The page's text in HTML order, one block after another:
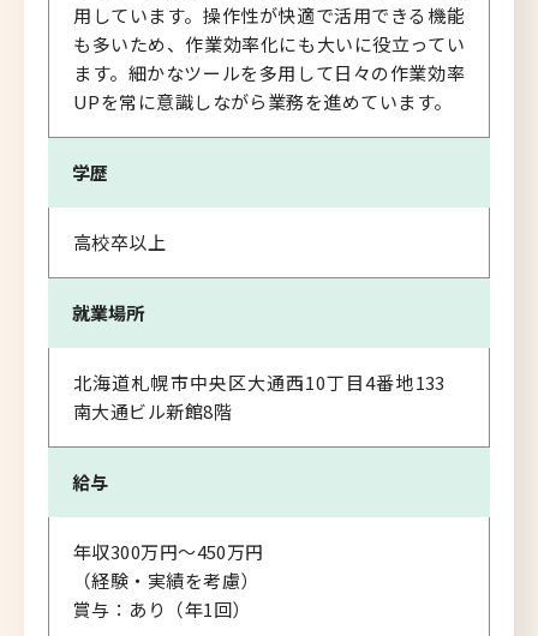
用しています。操作性が快適で活用できる機能
も多いため、作業効率化にも大いに役立ってい
ます。細かなツールを多用して日々の作業効率
UPを常に意識しながら業務を進めています。
学歴
高校卒以上
就業場所
北海道札幌市中央区大通西10丁目4番地133
南大通ビル新館8階
給与
年収300万円～450万円
（経験・実績を考慮）
賞与：あり（年1回）